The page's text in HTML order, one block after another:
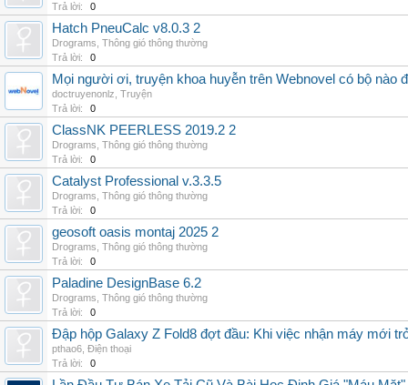
Trả lời:
0
Hatch PneuCalc v8.0.3 2
Drograms Thông gió thông thường
Trả lời:
0
Mọi người ơi, truyện khoa huyễn trên Webnovel có bộ nào
doctruyenonlz Truyện
Trả lời:
0
ClassNK PEERLESS 2019.2 2
Drograms Thông gió thông thường
Trả lời:
0
Catalyst Professional v.3.3.5
Drograms Thông gió thông thường
Trả lời:
0
geosoft oasis montaj 2025 2
Drograms Thông gió thông thường
Trả lời:
0
Paladine DesignBase 6.2
Drograms Thông gió thông thường
Trả lời:
0
Đập hộp Galaxy Z Fold8 đợt đầu: Khi việc nhận máy mới
pthao6 Điện thoại
Trả lời:
0